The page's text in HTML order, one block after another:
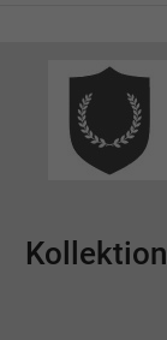
Kollektion